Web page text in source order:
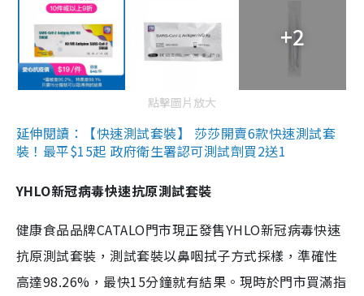
+2
點擊圖片放大
延伸閱讀：【快速測試套裝】 莎莎開賣6款快速測試套
裝！最平$15起 政府衛生署認可測試劑買2送1
YHLO新冠病毒快速抗原測試套裝
健康食品品牌CATALO門市現正發售YHLO新冠病毒快速
抗原測試套裝，測試套裝以鼻咽拭子方式採樣，準確性
高達98.26%，最快15分鐘就有結果。現時於門市買滿指